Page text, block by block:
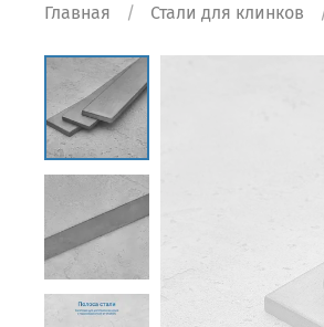
Главная Стали для клинков